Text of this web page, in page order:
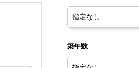
築年数